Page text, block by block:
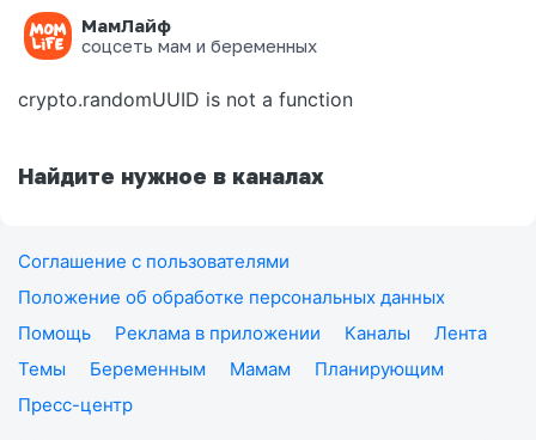
МамЛайф
соцсеть мам и беременных
Ошибка на странице
crypto.randomUUID is not a function
Найдите нужное в каналах
Соглашение с пользователями
Положение об обработке персональных данных
Помощь
Реклама в приложении Каналы
Лента
Темы
Беременным Мамам
Планирующим
Пресс-центр